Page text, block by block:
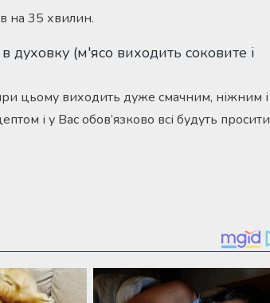
на 35 хвилин.
цьому виходить дуже смачним, ніжним і
і у Вас обов’язково всі будуть просити